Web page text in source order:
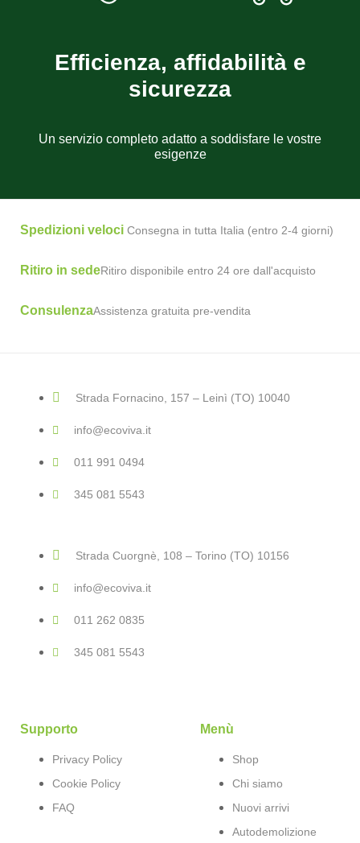
Efficienza, affidabilità e
sicurezza
Un servizio completo adatto a soddisfare le vostre
esigenze
Spedizioni veloci Consegna in tutta Italia (entro 2-4 giorni)
Ritiro in sedeRitiro disponibile entro 24 ore dall'acquisto
ConsulenzaAssistenza gratuita pre-vendita
Strada Fornacino, 157 – Leinì (TO) 10040
info@ecoviva.it
011 991 0494
345 081 5543
Strada Cuorgnè, 108 – Torino (TO) 10156
info@ecoviva.it
011 262 0835
345 081 5543
Supporto
Privacy Policy
Cookie Policy
FAQ
Menù
Shop
Chi siamo
Nuovi arrivi
Autodemolizione